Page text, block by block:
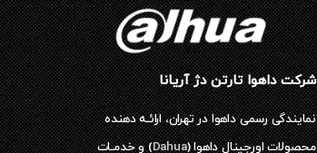
شرکت داهوا تارتن دژ آریانا
نمایندگی رسمی داهوا در تهران، ارائـه دهنده
محصولات اورجینال داهوا (Dahua) و خدمـات